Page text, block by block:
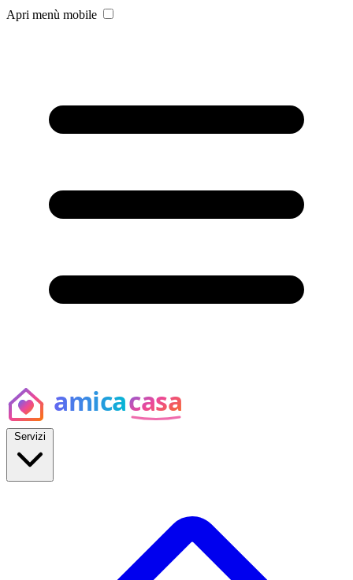
Apri menù mobile
Servizi